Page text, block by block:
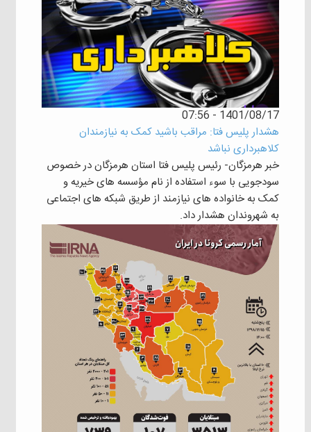
1401/08/17 - 07:56
هشدار پلیس فتا: مراقب باشید کمک به نیازمندان
کلاهبرداری نباشد
خبر هرمزگان- رئیس پلیس فتا استان هرمزگان در خصوص
سودجویی با سوء استفاده از نام مؤسسه های خیریه و
کمک به خانواده های نیازمند از طریق شبکه های اجتماعی
به شهروندان هشدار داد.